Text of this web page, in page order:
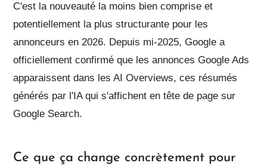
C'est la nouveauté la moins bien comprise et
potentiellement la plus structurante pour les
annonceurs en 2026. Depuis mi-2025, Google a
officiellement confirmé que les annonces Google Ads
apparaissent dans les AI Overviews, ces résumés
générés par l'IA qui s'affichent en tête de page sur
Google Search.
Ce que ça change concrètement pour